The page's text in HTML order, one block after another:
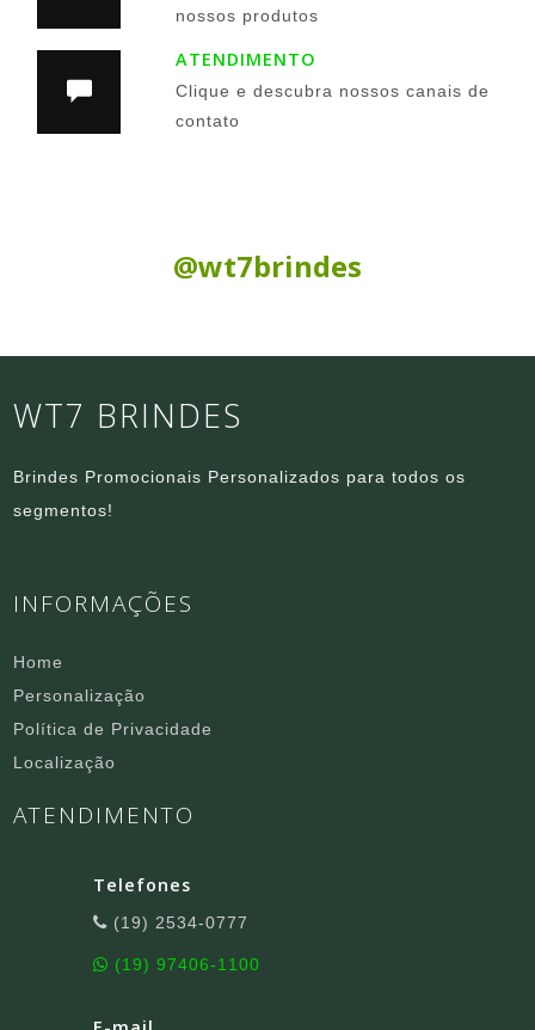
nossos produtos
ATENDIMENTO
Clique e descubra nossos canais de
contato
@wt7brindes
WT7 BRINDES
Brindes Promocionais Personalizados para todos os
segmentos!
INFORMAÇÕES
Home
Personalização
Política de Privacidade
Localização
ATENDIMENTO
Telefones
(19) 2534-0777
(19) 97406-1100